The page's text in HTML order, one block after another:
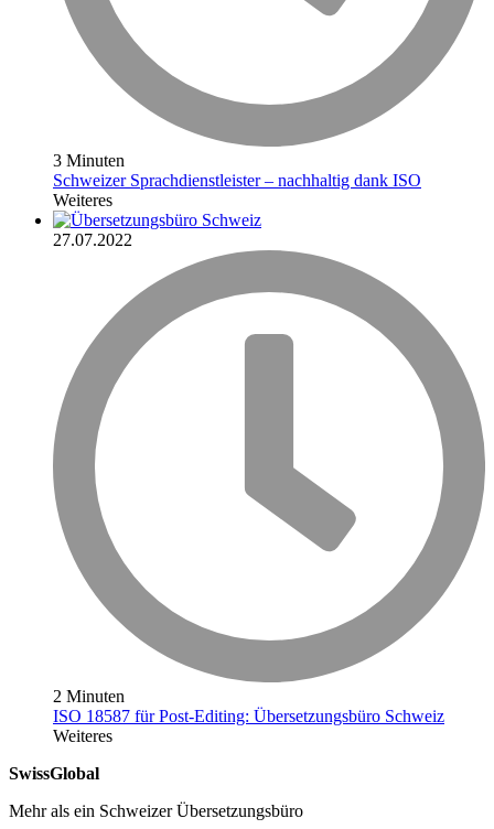
3 Minuten
Schweizer Sprachdienstleister – nachhaltig dank ISO
Weiteres
27.07.2022
2 Minuten
ISO 18587 für Post-Editing: Übersetzungsbüro Schweiz
Weiteres
SwissGlobal
Mehr als ein Schweizer Übersetzungsbüro